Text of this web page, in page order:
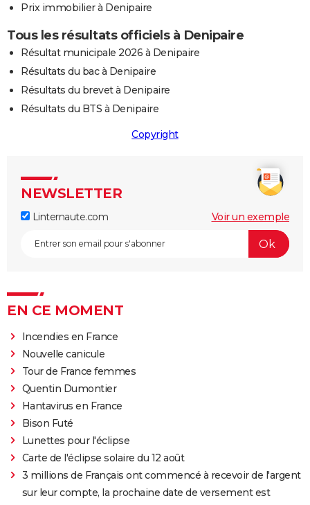
Prix immobilier à Denipaire
Tous les résultats officiels à Denipaire
Résultat municipale 2026 à Denipaire
Résultats du bac à Denipaire
Résultats du brevet à Denipaire
Résultats du BTS à Denipaire
Copyright
NEWSLETTER
Linternaute.com Voir un exemple
EN CE MOMENT
Incendies en France
Nouvelle canicule
Tour de France femmes
Quentin Dumontier
Hantavirus en France
Bison Futé
Lunettes pour l'éclipse
Carte de l'éclipse solaire du 12 août
3 millions de Français ont commencé à recevoir de l'argent
sur leur compte, la prochaine date de versement est